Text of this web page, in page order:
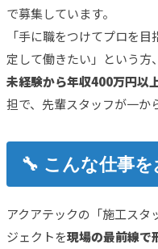
で募集しています。
「手に職をつけてプロを
定して働きたい」という方
未経験から年収400万円以
担で、先輩スタッフが一か
🔧 こんな仕事
アクアテックの「施工スタ
ジェクトを現場の最前線で